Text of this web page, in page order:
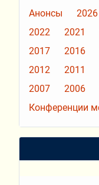
Анонсы 2026
2022
2021
2017
2016
2012
2011
2007
2006
Конференции